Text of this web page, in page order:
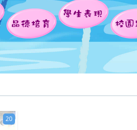
品德培育
學生表現
校
20